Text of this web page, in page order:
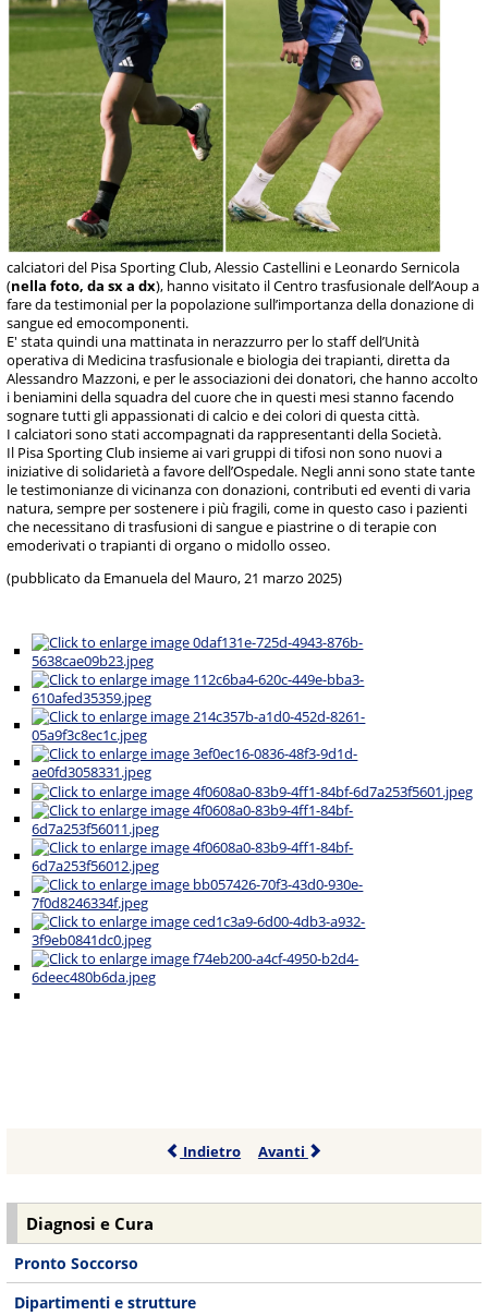
calciatori del Pisa Sporting Club, Alessio Castellini e Leonardo Sernicola
(nella foto, da sx a dx), hanno visitato il Centro trasfusionale dell’Aoup a
fare da testimonial per la popolazione sull’importanza della donazione di
sangue ed emocomponenti.
E' stata quindi una mattinata in nerazzurro per lo staff dell’Unità
operativa di Medicina trasfusionale e biologia dei trapianti, diretta da
Alessandro Mazzoni, e per le associazioni dei donatori, che hanno accolto
i beniamini della squadra del cuore che in questi mesi stanno facendo
sognare tutti gli appassionati di calcio e dei colori di questa città.
I calciatori sono stati accompagnati da rappresentanti della Società.
Il Pisa Sporting Club insieme ai vari gruppi di tifosi non sono nuovi a
iniziative di solidarietà a favore dell’Ospedale. Negli anni sono state tante
le testimonianze di vicinanza con donazioni, contributi ed eventi di varia
natura, sempre per sostenere i più fragili, come in questo caso i pazienti
che necessitano di trasfusioni di sangue e piastrine o di terapie con
emoderivati o trapianti di organo o midollo osseo.
(pubblicato da Emanuela del Mauro, 21 marzo 2025)
Indietro Avanti
Diagnosi e Cura
Pronto Soccorso
Dipartimenti e strutture